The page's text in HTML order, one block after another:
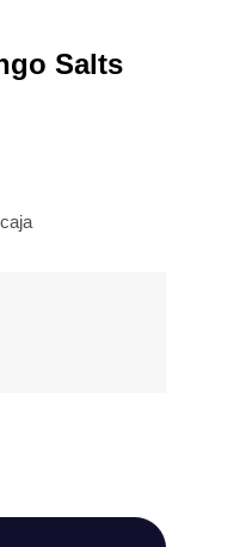
Salts